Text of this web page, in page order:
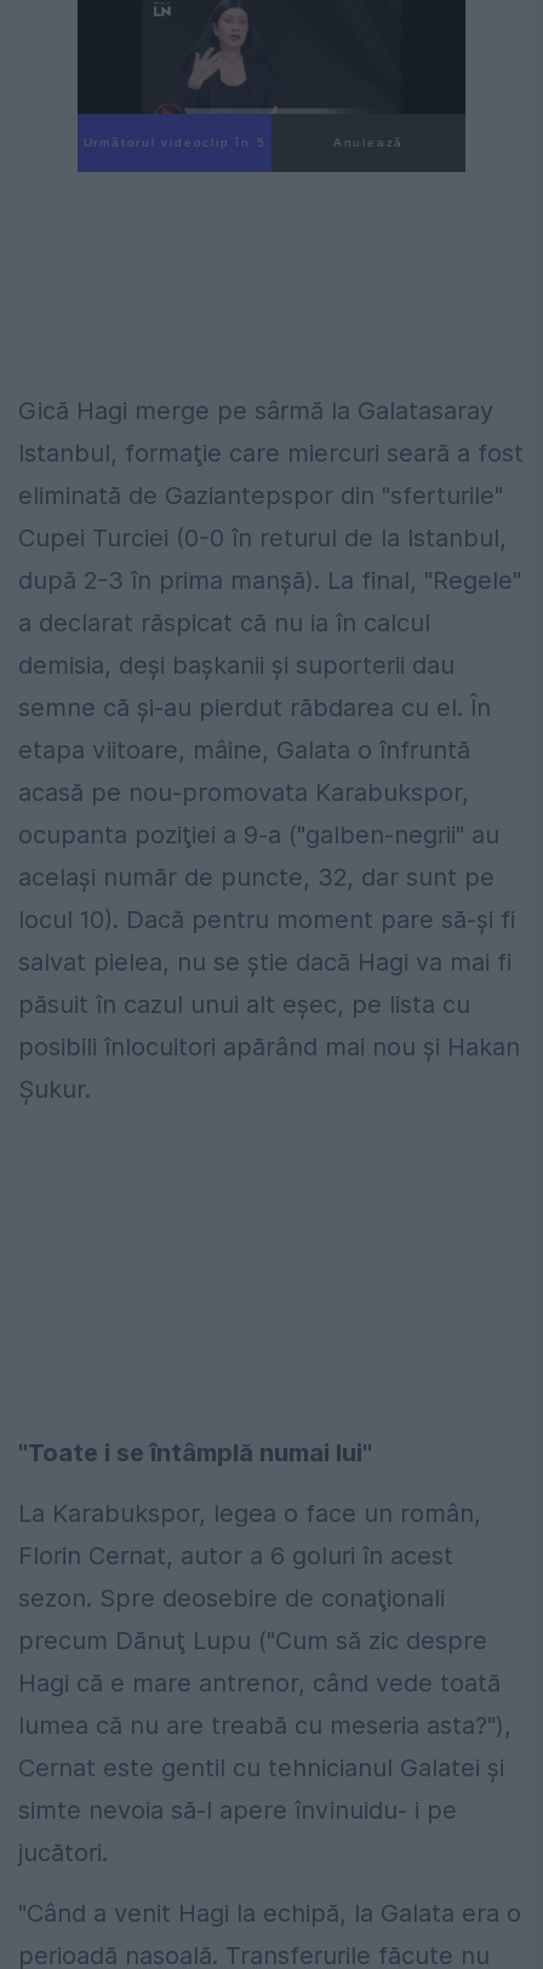
Următorul videoclip în 4 Anulează
Gică Hagi merge pe sârmă la Galatasaray
Istanbul, formaţie care miercuri seară a fost
eliminată de Gaziantepspor din "sferturile"
Cupei Turciei (0-0 în returul de la Istanbul,
după 2-3 în prima manşă). La final, "Regele"
a declarat răspicat că nu ia în calcul
demisia, deşi başkanii şi suporterii dau
semne că şi-au pierdut răbdarea cu el. În
etapa viitoare, mâine, Galata o înfruntă
acasă pe nou-promovata Karabukspor,
ocupanta poziţiei a 9-a ("galben-negrii" au
acelaşi număr de puncte, 32, dar sunt pe
locul 10). Dacă pentru moment pare să-şi fi
salvat pielea, nu se ştie dacă Hagi va mai fi
păsuit în cazul unui alt eşec, pe lista cu
posibili înlocuitori apărând mai nou şi Hakan
Şukur.
"Toate i se întâmplă numai lui"
La Karabukspor, legea o face un român,
Florin Cernat, autor a 6 goluri în acest
sezon. Spre deosebire de conaţionali
precum Dănuţ Lupu ("Cum să zic despre
Hagi că e mare antrenor, când vede toată
lumea că nu are treabă cu meseria asta?"),
Cernat este gentil cu tehnicianul Galatei şi
simte nevoia să-l apere învinuidu- i pe
jucători.
"Când a venit Hagi la echipă, la Galata era o
perioadă nasoală. Transferurile făcute nu